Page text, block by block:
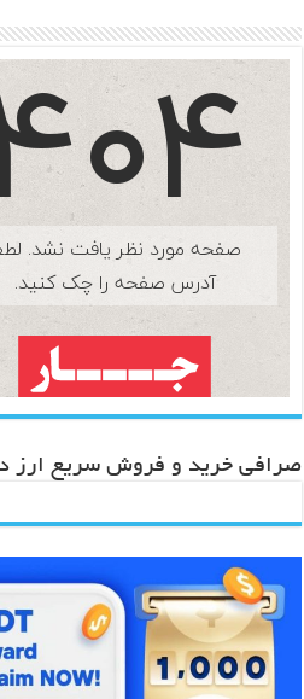
صرافی خرید و فروش سریع ارز